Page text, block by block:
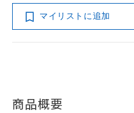
マイリストに追加
商品概要